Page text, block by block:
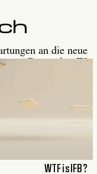
an die neue
Generation Z?
WTF is IFB?